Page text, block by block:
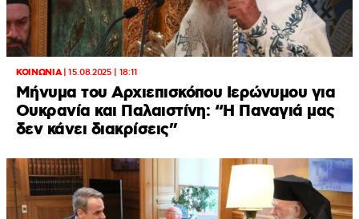
ΚΟΙΝΩΝΙΑ|15.08.2025 | 18:11
Μήνυμα του Αρχιεπισκόπου Ιερώνυμου για
Ουκρανία και Παλαιστίνη: “Η Παναγιά μας
δεν κάνει διακρίσεις”